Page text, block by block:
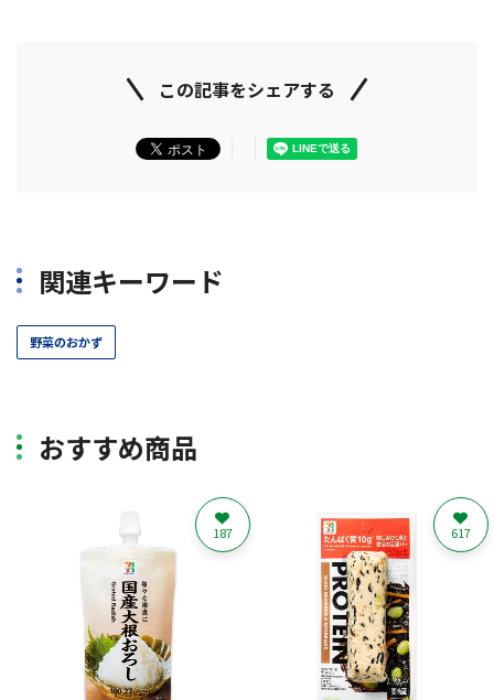
この記事をシェアする
関連キーワード
野菜のおかず
おすすめ商品
187 617